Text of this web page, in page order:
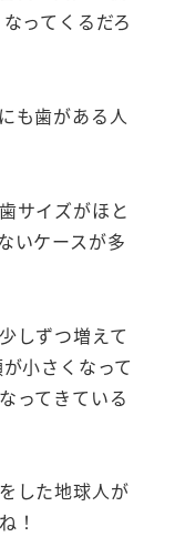
ってくるだろ
も歯がある人
サイズがほと
いケースが多
しずつ増えて
小さくなって
ってきている
した地球人が
！